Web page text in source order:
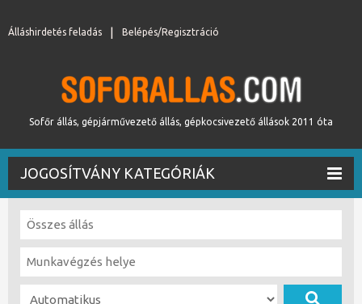
Belépés/Regisztráció
Álláshirdetés feladás
Sofőr állás, gépjárművezető állás, gépkocsivezető állások 2011 óta
JOGOSÍTVÁNY KATEGÓRIÁK